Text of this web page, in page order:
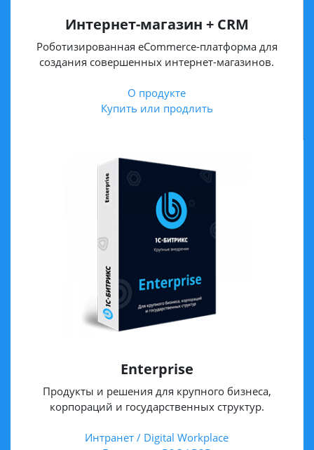
Интернет-магазин + CRM
Роботизированная eCommerce-платформа для
создания совершенных интернет-магазинов.
О продукте
Купить или продлить
Enterprise
Продукты и решения для крупного бизнеса,
корпораций и государственных структур.
Интранет / Digital Workplace